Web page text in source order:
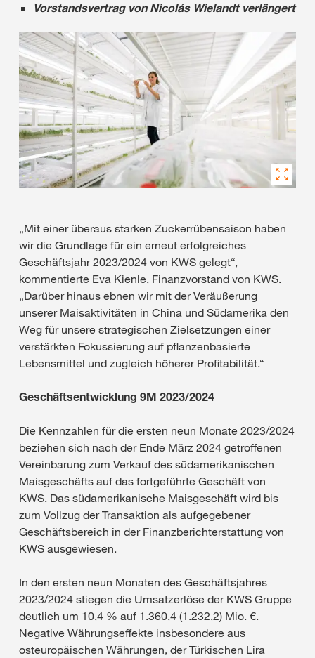
Vorstandsvertrag von Nicolás Wielandt verlängert
„Mit einer überaus starken Zuckerrübensaison haben
wir die Grundlage für ein erneut erfolgreiches
Geschäftsjahr 2023/2024 von KWS gelegt“,
kommentierte Eva Kienle, Finanzvorstand von KWS.
„Darüber hinaus ebnen wir mit der Veräußerung
unserer Maisaktivitäten in China und Südamerika den
Weg für unsere strategischen Zielsetzungen einer
verstärkten Fokussierung auf pflanzenbasierte
Lebensmittel und zugleich höherer Profitabilität.“
Geschäftsentwicklung 9M 2023/2024
Die Kennzahlen für die ersten neun Monate 2023/2024
beziehen sich nach der Ende März 2024 getroffenen
Vereinbarung zum Verkauf des südamerikanischen
Maisgeschäfts auf das fortgeführte Geschäft von
KWS. Das südamerikanische Maisgeschäft wird bis
zum Vollzug der Transaktion als aufgegebener
Geschäftsbereich in der Finanzberichterstattung von
KWS ausgewiesen.
In den ersten neun Monaten des Geschäftsjahres
2023/2024 stiegen die Umsatzerlöse der KWS Gruppe
deutlich um 10,4 % auf 1.360,4 (1.232,2) Mio. €.
Negative Währungseffekte insbesondere aus
osteuropäischen Währungen, der Türkischen Lira